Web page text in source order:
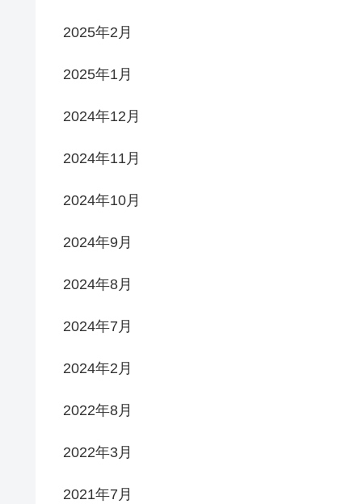
2025年2月
2025年1月
2024年12月
2024年11月
2024年10月
2024年9月
2024年8月
2024年7月
2024年2月
2022年8月
2022年3月
2021年7月